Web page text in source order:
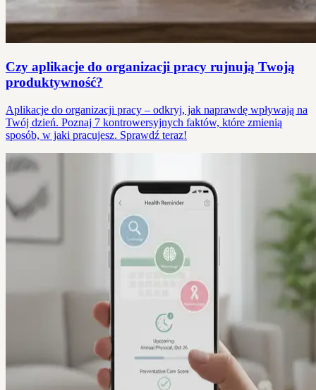
Czy aplikacje do organizacji pracy rujnują Twoją
produktywność?
Aplikacje do organizacji pracy – odkryj, jak naprawdę wpływają na
Twój dzień. Poznaj 7 kontrowersyjnych faktów, które zmienią
sposób, w jaki pracujesz. Sprawdź teraz!